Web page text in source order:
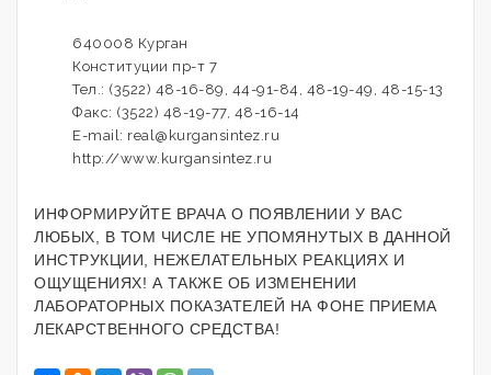
640008 Курган
Конституции пр-т 7
Тел.: (3522) 48-16-89, 44-91-84, 48-19-49, 48-15-13
Факс: (3522) 48-19-77, 48-16-14
E-mail: real@kurgansintez.ru
http://www.kurgansintez.ru
ИНФОРМИРУЙТЕ ВРАЧА О ПОЯВЛЕНИИ У ВАС
ЛЮБЫХ, В ТОМ ЧИСЛЕ НЕ УПОМЯНУТЫХ В ДАННОЙ
ИНСТРУКЦИИ, НЕЖЕЛАТЕЛЬНЫХ РЕАКЦИЯХ И
ОЩУЩЕНИЯХ! А ТАКЖЕ ОБ ИЗМЕНЕНИИ
ЛАБОРАТОРНЫХ ПОКАЗАТЕЛЕЙ НА ФОНЕ ПРИЕМА
ЛЕКАРСТВЕННОГО СРЕДСТВА!